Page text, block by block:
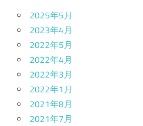
2025年5月
2023年4月
2022年5月
2022年4月
2022年3月
2022年1月
2021年8月
2021年7月